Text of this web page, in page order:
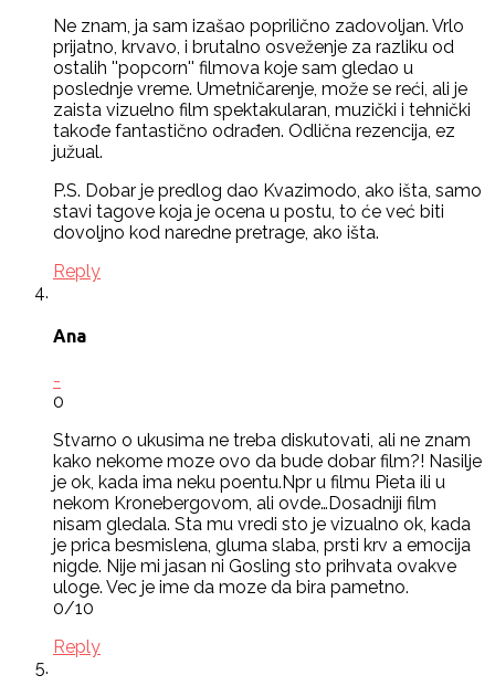
Ne znam, ja sam izašao poprilično zadovoljan. Vrlo
prijatno, krvavo, i brutalno osveženje za razliku od
ostalih ''popcorn'' filmova koje sam gledao u
poslednje vreme. Umetničarenje, može se reći, ali je
zaista vizuelno film spektakularan, muzički i tehnički
takođe fantastično odrađen. Odlična rezencija, ez
južual.
P.S. Dobar je predlog dao Kvazimodo, ako išta, samo
stavi tagove koja je ocena u postu, to će već biti
dovoljno kod naredne pretrage, ako išta.
Reply
Ana
-
0
Stvarno o ukusima ne treba diskutovati, ali ne znam
kako nekome moze ovo da bude dobar film?! Nasilje
je ok, kada ima neku poentu.Npr u filmu Pieta ili u
nekom Kronebergovom, ali ovde…Dosadniji film
nisam gledala. Sta mu vredi sto je vizualno ok, kada
je prica besmislena, gluma slaba, prsti krv a emocija
nigde. Nije mi jasan ni Gosling sto prihvata ovakve
uloge. Vec je ime da moze da bira pametno.
0/10
Reply